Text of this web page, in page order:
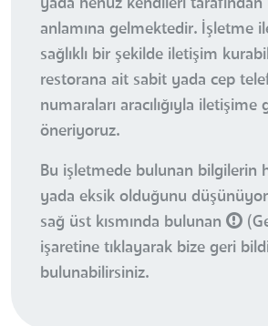
yada henüz kendileri
anlamına gelmektedir. İşletme
sağlıklı bir şekilde iletişim
restorana ait sabit yada cep
numaraları aracılığıyla iletişime
öneriyoruz.
Bu işletmede bulunan bilgilerin
yada eksik olduğunu
sağ üst kısmında bulunan
işaretine tıklayarak bize geri
bulunabilirsiniz.